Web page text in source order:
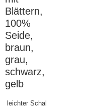
Blättern,
100%
Seide,
braun,
grau,
schwarz,
gelb
leichter Schal